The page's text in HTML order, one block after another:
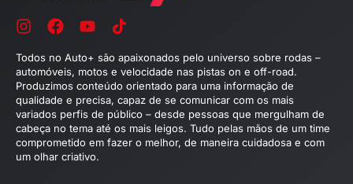
Todos no Auto+ são apaixonados pelo universo sobre rodas –
automóveis, motos e velocidade nas pistas on e off-road.
Produzimos conteúdo orientado para uma informação de
qualidade e precisa, capaz de se comunicar com os mais
variados perfis de público – desde pessoas que mergulham de
cabeça no tema até os mais leigos. Tudo pelas mãos de um time
comprometido em fazer o melhor, de maneira cuidadosa e com
um olhar criativo.